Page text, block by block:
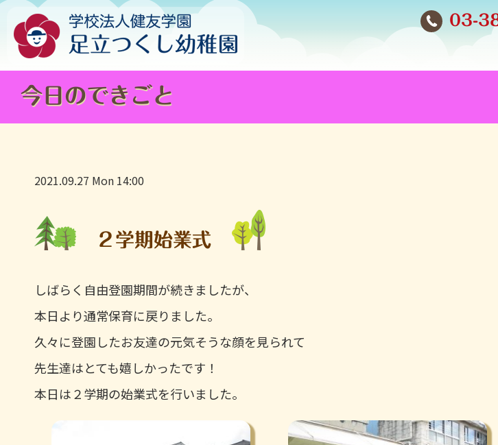
03-
今日のできごと
2021.09.27 Mon 14:00
２学期始業式
しばらく自由登園期間が続きましたが、
本日より通常保育に戻りました。
久々に登園したお友達の元気そうな顔を見られて
先生達はとても嬉しかったです！
本日は２学期の始業式を行いました。